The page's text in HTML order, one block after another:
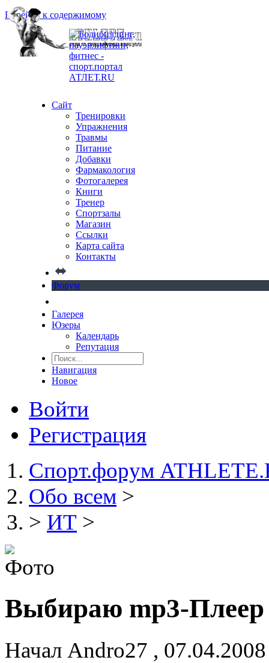
Перейти к содержимому
Сайт
Тренировки
Упражнения
Травмы
Питание
Добавки
Фармакология
Фотогалерея
Книги
Тренер
Спортзалы
Магазин
Ссылки
Карта сайта
Контакты
Форум
Галерея
Юзеры
Календарь
Репутация
Навигация
Новое
Войти
Регистрация
Спорт.форум
Обо всем >
> ИТ >
Выбираю mp3-Плеер
Начал Andro27 ,